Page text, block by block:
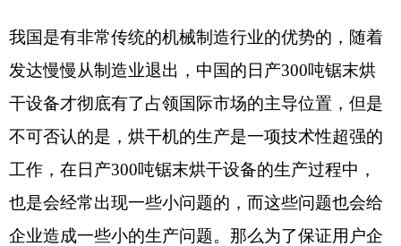
我国是有非常传统的机械制造行业的优势的，随着
发达慢慢从制造业退出，中国的日产300吨锯末烘
干设备才彻底有了占领国际市场的主导位置，但是
不可否认的是，烘干机的生产是一项技术性超强的
工作，在日产300吨锯末烘干设备的生产过程中，
也是会经常出现一些小问题的，而这些问题也会给
企业造成一些小的生产问题。那么为了保证用户企